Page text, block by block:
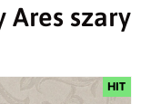
HIT
szary